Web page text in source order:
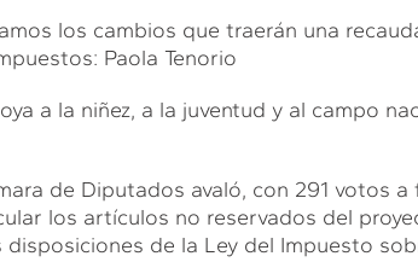
los cambios que traerán una
Paola Tenorio
a la niñez, a la juventud y al campo
de Diputados avaló, con 291 votos a
los artículos no reservados del
de la Ley del Impuesto